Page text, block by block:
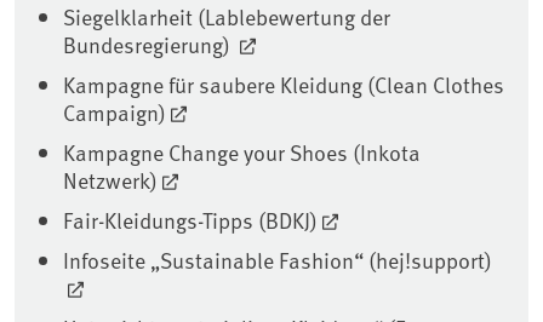
Siegelklarheit (Lablebewertung der
Bundesregierung)
Kampagne für saubere Kleidung (Clean Clothes
Campaign)
Kampagne Change your Shoes (Inkota
Netzwerk)
Fair-Kleidungs-Tipps (BDKJ)
Infoseite „Sustainable Fashion“ (hej!support)